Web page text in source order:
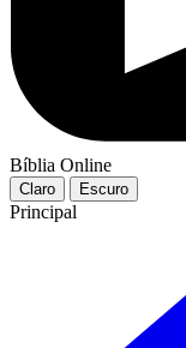
Bíblia Online
Claro Escuro
Principal